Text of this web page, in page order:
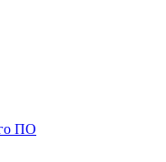
ПО